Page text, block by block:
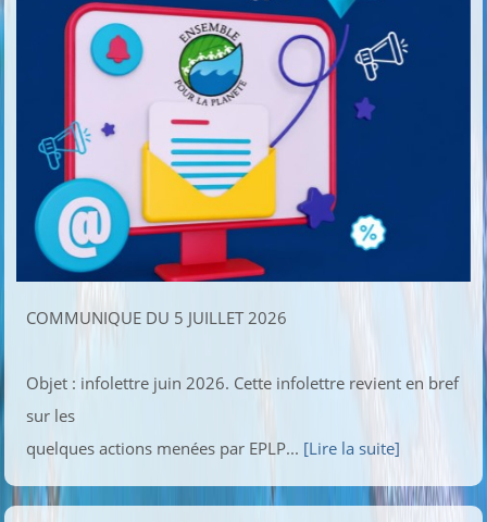
COMMUNIQUE DU 5 JUILLET 2026
Objet : infolettre juin 2026. Cette infolettre revient en bref
sur les
quelques actions menées par EPLP... [Lire la suite]